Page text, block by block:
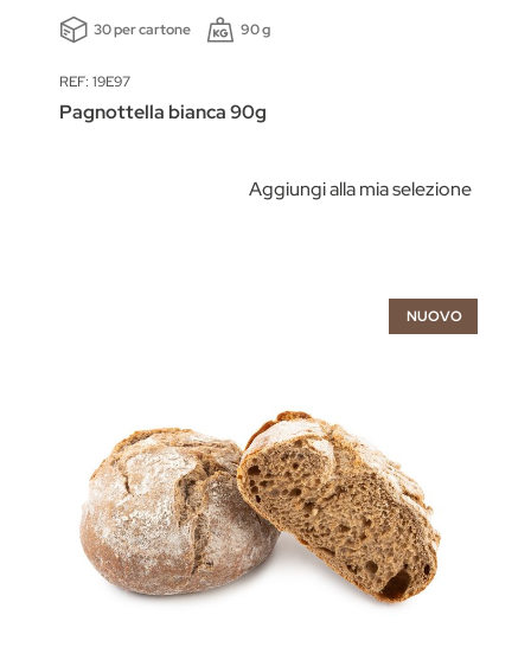
30 per cartone 90 g
REF: 19E97
Pagnottella bianca 90g
Aggiungi alla mia selezione
NUOVO